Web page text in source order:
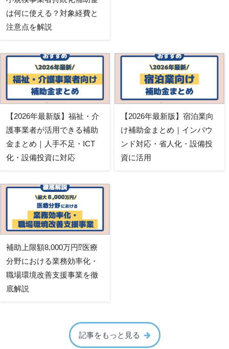
は何に使える？対象経費と
注意点を解説
【2026年最新版】福祉・介
護事業者が活用できる補助
金まとめ｜人手不足・ICT
化・設備投資に対応
【2026年最新版】宿泊業向
け補助金まとめ｜インバウ
ンド対応・省人化・設備投
資に活用
補助上限額8,000万円⁉医療
分野における業務効率化・
職場環境改善支援事業を徹
底解説
記事をもっと見る